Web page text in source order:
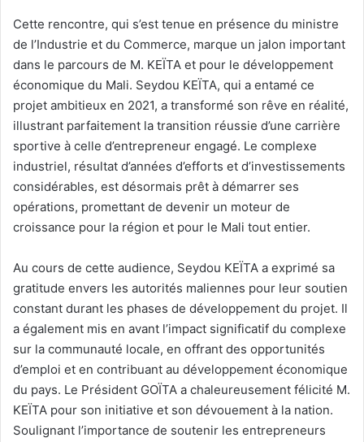
Cette rencontre, qui s’est tenue en présence du ministre
de l’Industrie et du Commerce, marque un jalon important
dans le parcours de M. KEÏTA et pour le développement
économique du Mali. Seydou KEÏTA, qui a entamé ce
projet ambitieux en 2021, a transformé son rêve en réalité,
illustrant parfaitement la transition réussie d’une carrière
sportive à celle d’entrepreneur engagé. Le complexe
industriel, résultat d’années d’efforts et d’investissements
considérables, est désormais prêt à démarrer ses
opérations, promettant de devenir un moteur de
croissance pour la région et pour le Mali tout entier.
Au cours de cette audience, Seydou KEÏTA a exprimé sa
gratitude envers les autorités maliennes pour leur soutien
constant durant les phases de développement du projet. Il
a également mis en avant l’impact significatif du complexe
sur la communauté locale, en offrant des opportunités
d’emploi et en contribuant au développement économique
du pays. Le Président GOÏTA a chaleureusement félicité M.
KEÏTA pour son initiative et son dévouement à la nation.
Soulignant l’importance de soutenir les entrepreneurs